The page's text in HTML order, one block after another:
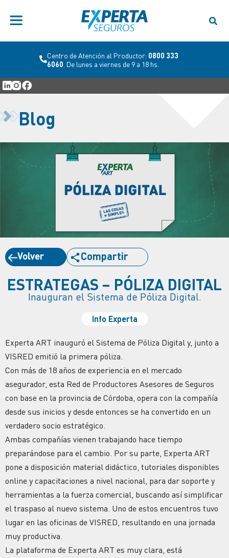
Centro de Atención al Productor: 0800 333
6060 . De lunes a viernes de 9 a 18 hs.
Blog
Volver Compartir
ESTRATEGAS – PÓLIZA DIGITAL
Inauguran el Sistema de Póliza Digital.
Info Experta
Experta ART inauguró el Sistema de Póliza Digital y, junto a
VISRED emitió la primera póliza.
Con más de 18 años de experiencia en el mercado
asegurador, esta Red de Productores Asesores de Seguros
con base en la provincia de Córdoba, opera con la compañía
desde sus inicios y desde entonces se ha convertido en un
verdadero socio estratégico.
Ambas compañías vienen trabajando hace tiempo
preparándose para el cambio. Por su parte, Experta ART
pone a disposición material didáctico, tutoriales disponibles
online y capacitaciones a nivel nacional, para dar soporte y
herramientas a la fuerza comercial, buscando así simplificar
el traspaso al nuevo sistema. Uno de estos encuentros tuvo
lugar en las oficinas de VISRED, resultando en una jornada
muy productiva.
La plataforma de Experta ART es muy clara, está